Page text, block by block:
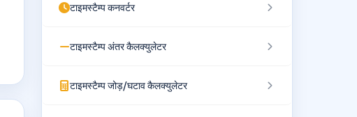
टाइमस्टैम्प कनवर्टर
टाइमस्टैम्प अंतर कैलक्युलेटर
टाइमस्टैम्प जोड़/घटाव कैलक्युलेटर